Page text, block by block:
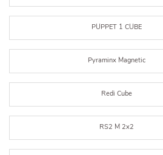
PUPPET 1 CUBE
Pyraminx Magnetic
Redi Cube
RS2 M 2x2